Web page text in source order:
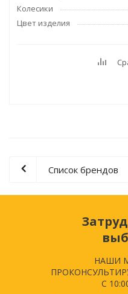
Колесики
Цвет изделия
Список брендов
НАШИ
С